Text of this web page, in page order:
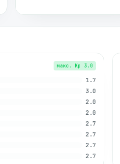
макс. Kp 3.0
1.7
3.0
2.0
2.0
2.7
2.7
2.7
2.7